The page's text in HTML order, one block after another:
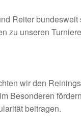
Reiter bundesweit
zu unseren
wir den
Besonderen
beitragen.